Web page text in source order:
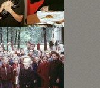
Как
выглядели
знаменитости
в 1990-е ...